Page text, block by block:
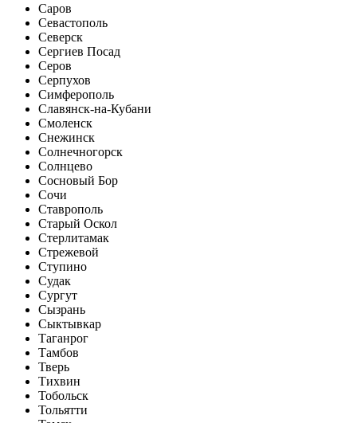
Саров
Севастополь
Северск
Сергиев Посад
Серов
Серпухов
Симферополь
Славянск-на-Кубани
Смоленск
Снежинск
Солнечногорск
Солнцево
Сосновый Бор
Сочи
Ставрополь
Старый Оскол
Стерлитамак
Стрежевой
Ступино
Судак
Сургут
Сызрань
Сыктывкар
Таганрог
Тамбов
Тверь
Тихвин
Тобольск
Тольятти